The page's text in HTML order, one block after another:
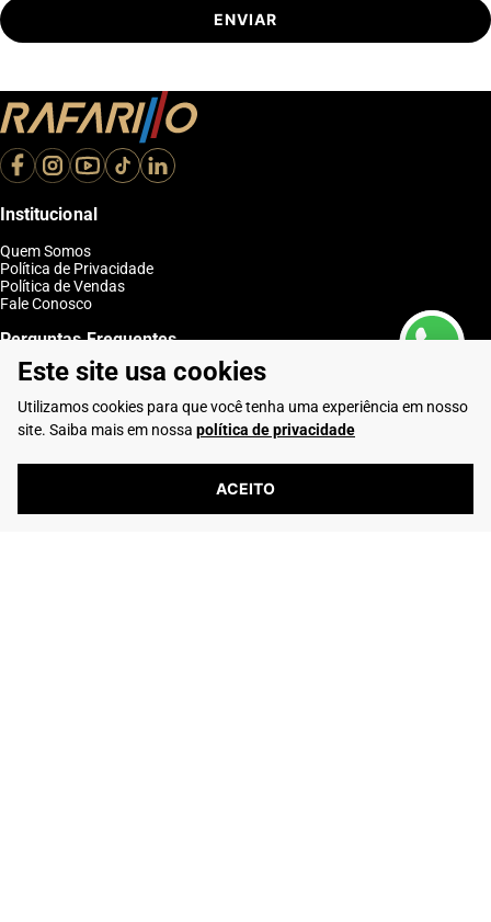
Este site usa cookies
Utilizamos cookies para que você tenha uma experiência em nosso
site. Saiba mais em nossa política de privacidade
ACEITO
ENVIAR
Institucional
Quem Somos
Política de Privacidade
Política de Vendas
Fale Conosco
Perguntas Frequentes
Como Comprar
Trocas e Devoluções
Club Rafarillo
Entre em Contato
Whatsapp: (16) 99195-5292